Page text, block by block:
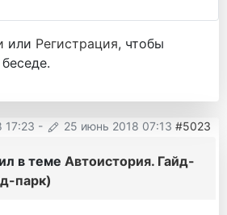
или Регистрация, чтобы
17:23 - 25 июнь 2018 07:13 #5023
в теме Автоистория. Гайд-
парк)